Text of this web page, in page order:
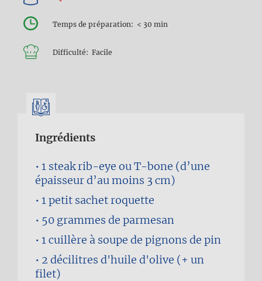
Temps de préparation < 30 min
Difficulté Facile
Ingrédients
1 steak rib-eye ou T-bone (d’une
épaisseur d’au moins 3 cm)
1 petit sachet roquette
50 grammes de parmesan
1 cuillère à soupe de pignons de pin
2 décilitres d'huile d'olive (+ un
filet)